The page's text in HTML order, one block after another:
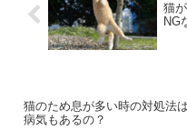
猫
NG
猫のため息が多い時の対処法
病気もあるの？